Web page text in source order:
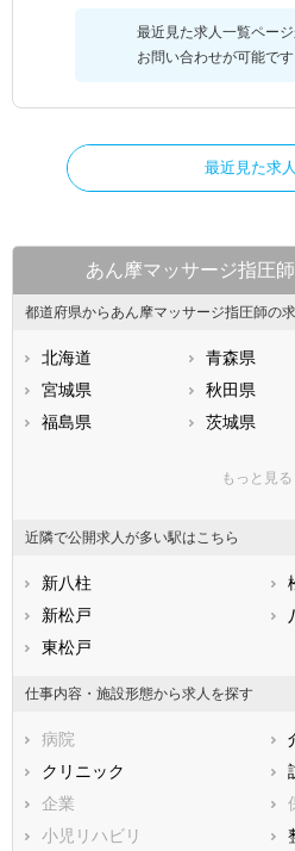
最近見た求人一覧ページ
お問い合わせが可能です
最近見た求
あん摩マッサージ指圧
都道府県からあん摩マッサージ指圧師の
北海道 青森県
宮城県
秋田県
福島県
茨城県
神奈川県
石川県
福井県
静岡県
滋賀県
兵庫県
香川県
福岡県
熊本県
鹿児島県
もっと見る
近隣で公開求人が多い駅はこちら
新八柱
新松戸
東松戸
仕事内容・施設形態から求人を探す
病院
クリニック
企業
小児リハビリ